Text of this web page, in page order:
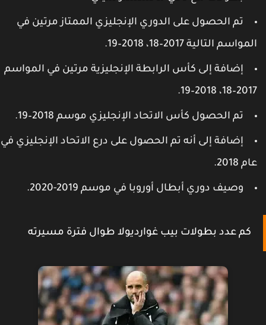
تم الحصول على الدوري الإنجليزي الممتاز مرتين في
التالية 2017–18، 2018–19.
إضافة إلى كأس الرابطة الإنجليزية مرتين في المواسم
2018–19.
تم الحصول كأس الاتحاد الإنجليزي موسم 2018–19.
إضافة إلى أنه تم الحصول على درع الاتحاد الإنجليزي في
2018.
وصيف دوري أبطال أوروبا في موسم 2019-2020.
كم عدد بطولات بيب غوارديولا طوال فترة مسيرته